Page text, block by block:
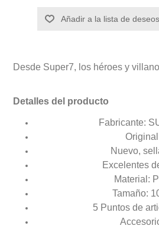
Añadir a la lista de deseos
Desde Super7, los héroes y
Detalles del producto
Fabricante:
Nuevo,
Excelentes
Material:
Tamaño:
5 Puntos de